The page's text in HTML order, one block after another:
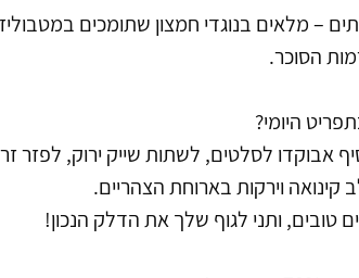
– מלאים בנוגדי חמצון שתומכים
הסוכר.
היומי?
אבוקדו לסלטים, לשתות שייק ירוק, לפזר
קינואה וירקות בארוחת הצהריים.